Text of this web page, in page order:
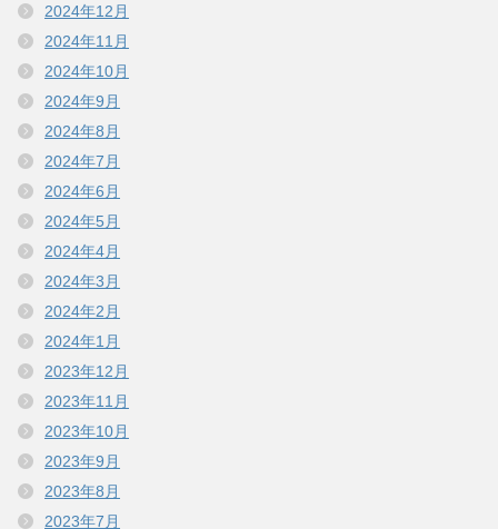
2024年12月
2024年11月
2024年10月
2024年9月
2024年8月
2024年7月
2024年6月
2024年5月
2024年4月
2024年3月
2024年2月
2024年1月
2023年12月
2023年11月
2023年10月
2023年9月
2023年8月
2023年7月